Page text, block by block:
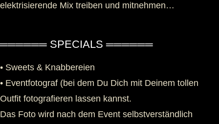
elektrisierende Mix treiben und mitnehmen…
══════ SPECIALS ══════
• Sweets & Knabbereien
• Eventfotograf (bei dem Du Dich mit Deinem tollen
Outfit fotografieren lassen kannst.
Das Foto wird nach dem Event selbstverständlich